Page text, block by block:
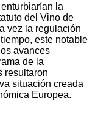
la
del Vino de
vez la regulación
este notable
avances
de la
resultaron
situación creada
Europea.